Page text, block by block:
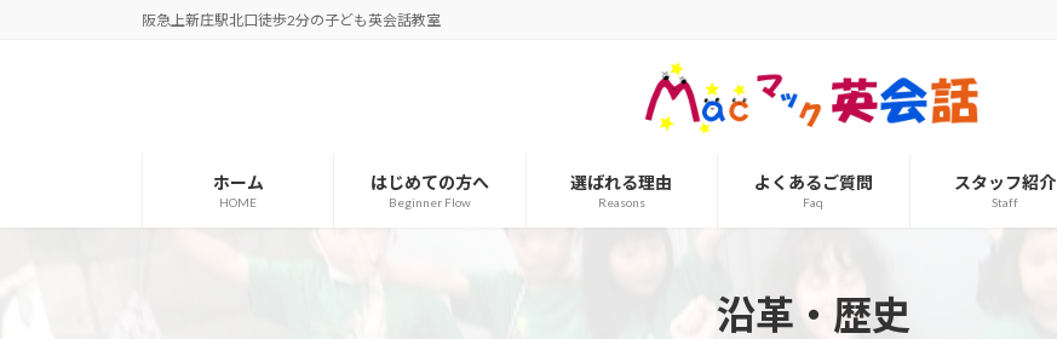
阪急上新庄駅北口徒歩2分の子ども英会話教室
ホーム
HOME
はじめての方へ
Beginner Flow
選ばれる理由
Reasons
よくあるご質問
Faq
スタッフ紹介
Staff
沿革・歴史